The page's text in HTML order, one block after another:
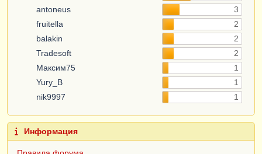
antoneus
3
fruitella
2
balakin
2
Tradesoft
2
Максим75
1
Yury_B
1
nik9997
1
Информация